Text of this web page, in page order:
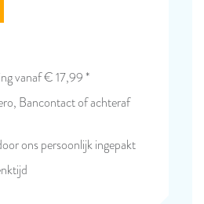
vanaf € 17,99 *
Bancontact of achteraf
ons persoonlijk ingepakt